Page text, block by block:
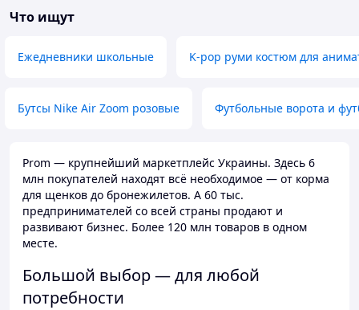
Что ищут
Ежедневники школьные K-pop руми костюм для
Бутсы Nike Air Zoom розовые Футбольные ворота и
Prom — крупнейший маркетплейс Украины. Здесь 6
млн покупателей находят всё необходимое — от корма
для щенков до бронежилетов. А 60 тыс.
предпринимателей со всей страны продают и
развивают бизнес. Более 120 млн товаров в одном
месте.
Большой выбор — для любой
потребности